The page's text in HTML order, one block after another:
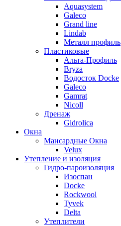
Aquasystem
Galeco
Grand line
Lindab
Металл профиль
Пластиковые
Альта-Профиль
Bryza
Водосток Docke
Galeco
Gamrat
Nicoll
Дренаж
Gidrolica
Окна
Мансардные Окна
Velux
Утепление и изоляция
Гидро-пароизоляция
Изоспан
Docke
Rockwool
Tyvek
Delta
Утеплители